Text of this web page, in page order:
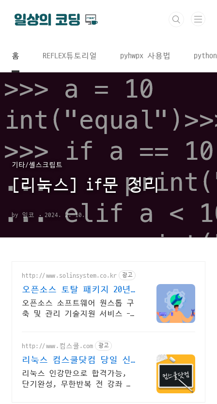
홈 REFLEX튜토리얼 pyhwpx 사용법
기타/셸스크립트
[리눅스] if문 정리
by 일코 2024. 2. 10.
http://www.solinsystem.co.kr 광고
오픈소스 토탈 패키지 20년
이상 기술지원 노하우
오픈소스 소프트웨어 원스톱 구
축 및 관리 기술지원 서비스 -
http://www.컴스쿨.com 광고
리눅스 컴스쿨닷컴 당일 신
청&결제시 기프티콘!
리눅스 인강만으로 합격가능,
단기완성, 무한반복 전 강좌 스